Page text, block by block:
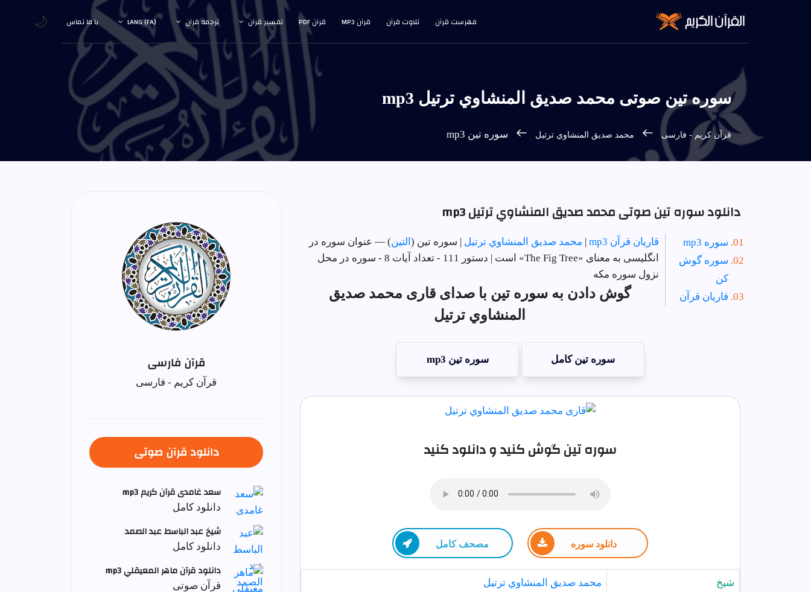
فهرست قرآن تلاوت قرآن قرآن MP3 قرآن PDF تفسیر قرآن ترجمه قرآن LANG (FA) با ما تماس
سوره تين صوتی محمد صديق المنشاوي ترتيل mp3
قرآن كريم - فارسى محمد صديق المنشاوي ترتيل سوره تين mp3
دانلود سوره تين صوتی محمد صديق المنشاوي ترتيل mp3
سوره mp3
سوره گوش
کن
قاریان قرآن
قاریان قرآن mp3 | محمد صديق المنشاوي ترتيل | سوره تين ( التين) — عنوان سوره در
انگلیسی به معنای «The Fig Tree» است | دستور 111 - تعداد آیات 8 - سوره در
محل
نزول سوره مکه
گوش دادن به سوره تين با صدای قاری محمد صديق
المنشاوي ترتيل
سوره تين کامل سوره تين mp3
سوره تين گوش کنید و دانلود کنید
دانلود سوره مصحف كامل
شيخ محمد صديق المنشاوي ترتيل
قرآن فارسی
قرآن کریم - فارسی
دانلود قرآن صوتی
سعد غامدی قرآن کریم mp3
دانلود کامل
شيخ عبد الباسط عبد الصمد
دانلود کامل
دانلود قرآن ماهر المعيقلي mp3
قرآن صوتی
🌙